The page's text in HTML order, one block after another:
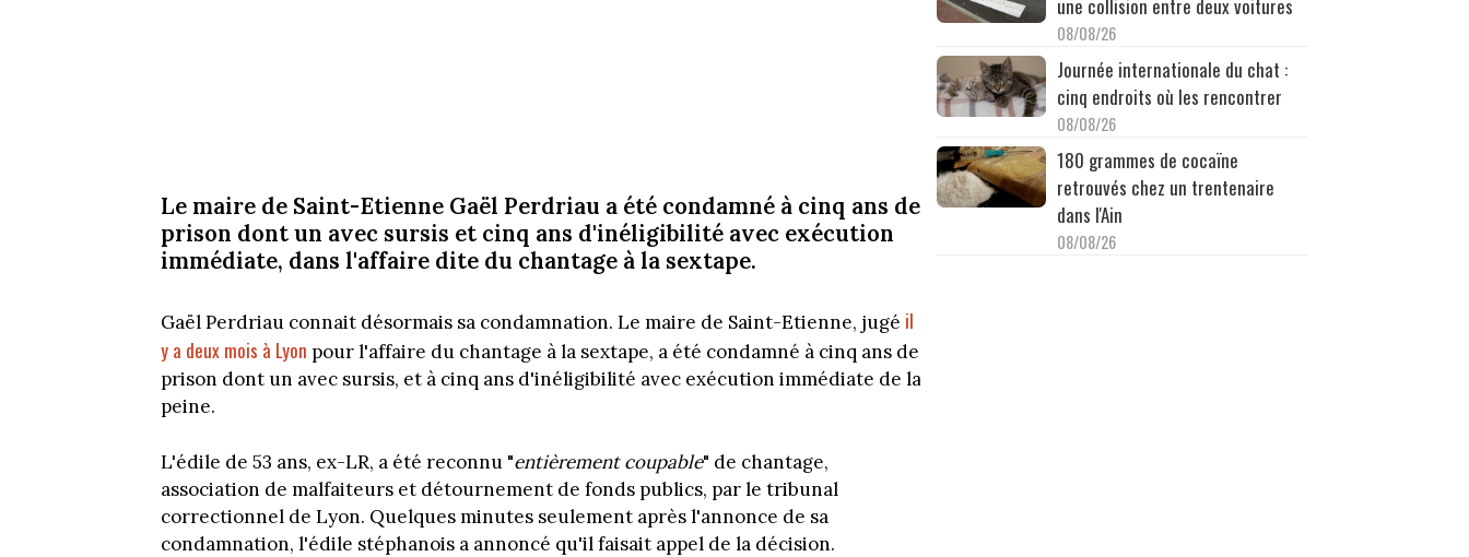
Le maire de Saint-Etienne Gaël Perdriau a été condamné à cinq ans de
prison dont un avec sursis et cinq ans d'inéligibilité avec exécution
immédiate, dans l'affaire dite du chantage à la sextape.
Gaël Perdriau connait désormais sa condamnation. Le maire de Saint-Etienne, jugé il
y a deux mois à Lyon pour l'affaire du chantage à la sextape, a été condamné à cinq ans de
prison dont un avec sursis, et à cinq ans d'inéligibilité avec exécution immédiate de la
peine.
L'édile de 53 ans, ex-LR, a été reconnu "entièrement coupable" de chantage,
association de malfaiteurs et détournement de fonds publics, par le tribunal
correctionnel de Lyon. Quelques minutes seulement après l'annonce de sa
condamnation, l'édile stéphanois a annoncé qu'il faisait appel de la décision.
une collision entre deux voitures
08/08/26
Journée internationale du chat :
cinq endroits où les rencontrer
08/08/26
180 grammes de cocaïne
retrouvés chez un trentenaire
dans l'Ain
08/08/26